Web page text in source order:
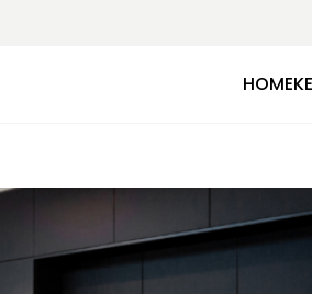
HOME